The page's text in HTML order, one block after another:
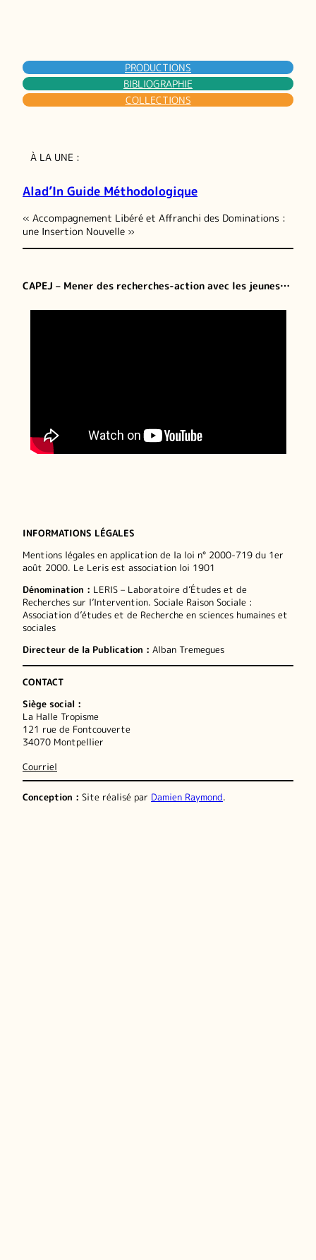
PRODUCTIONS
BIBLIOGRAPHIE
COLLECTIONS
À LA UNE :
Alad’In Guide Méthodologique
« Accompagnement Libéré et Affranchi des Dominations :
une Insertion Nouvelle »
CAPEJ – Mener des recherches-action avec les jeunes…
INFORMATIONS LÉGALES
Mentions légales en application de la loi n° 2000-719 du 1er
août 2000. Le Leris est association loi 1901
Dénomination : LERIS – Laboratoire d’Études et de
Recherches sur l’Intervention. Sociale Raison Sociale :
Association d’études et de Recherche en sciences humaines et
sociales
Directeur de la Publication : Alban Tremegues
CONTACT
Siège social :
La Halle Tropisme
121 rue de Fontcouverte
34070 Montpellier
Courriel
Conception : Site réalisé par Damien Raymond.